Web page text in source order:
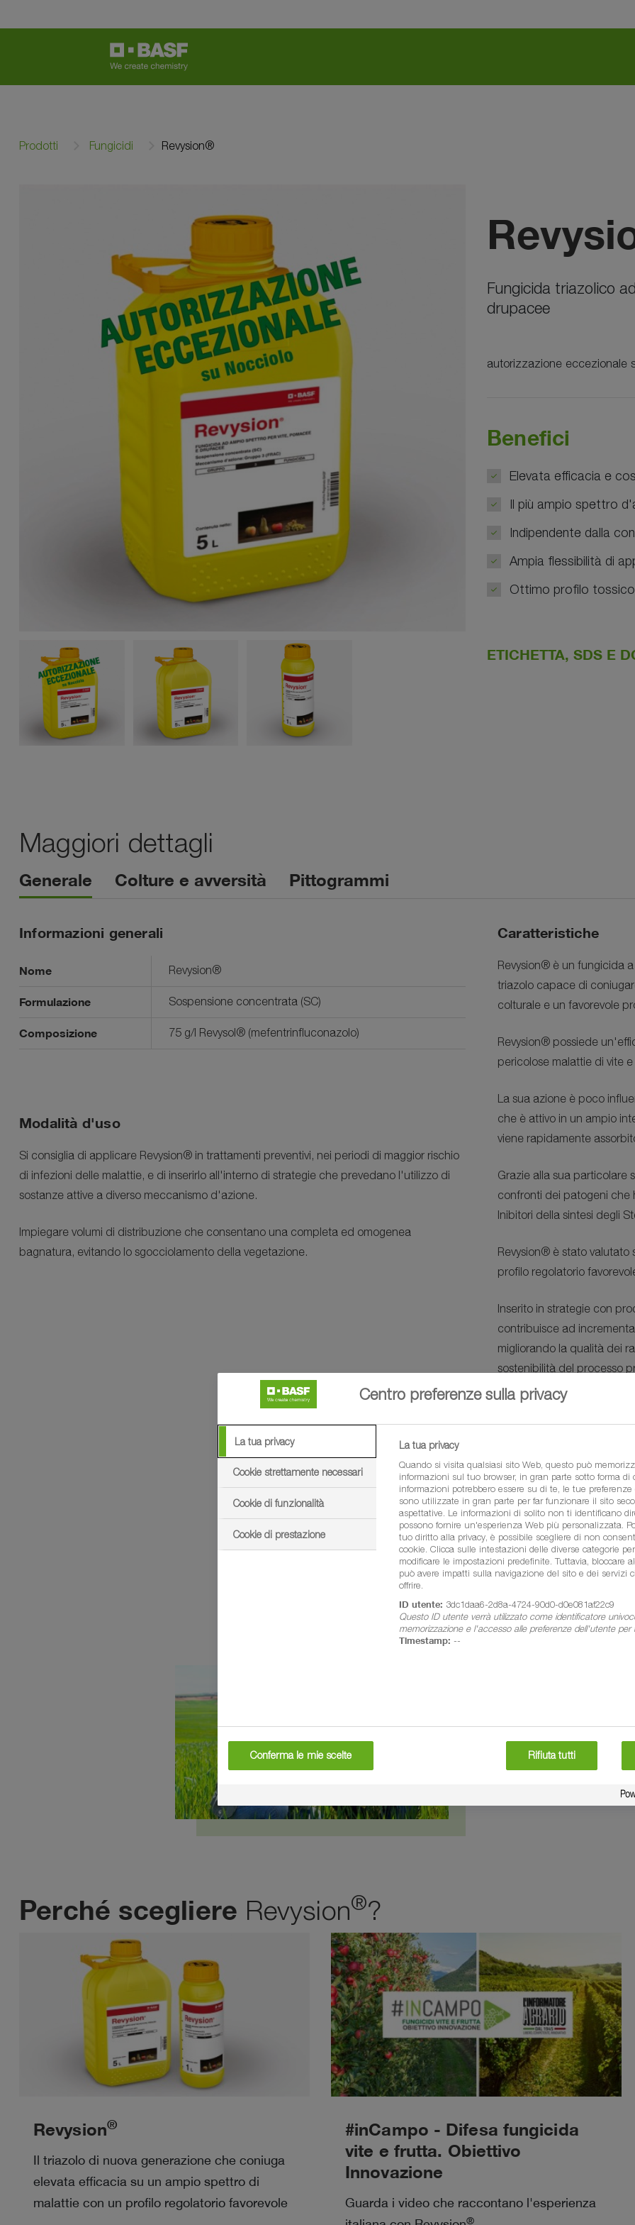
Prodotti Fungicidi Revysion®
Fungicida triazolico
drupacee
autorizzazione eccezionale
Benefici
Elevata efficacia e
Il più ampio spettro
Indipendente dalla
Ampia flessibilità di
Ottimo profilo
ETICHETTA, SDS E
Maggiori dettagli
Generale Colture e avversità Pittogrammi
Informazioni generali
Nome Revysion®
Formulazione Sospensione concentrata (SC)
Composizione 75 g/l Revysol® (mefentrinfluconazolo)
Modalità d'uso
Si consiglia di applicare Revysion® in trattamenti preventivi, nei periodi di maggior rischio
di infezioni delle malattie, e di inserirlo all'interno di strategie che prevedano l'utilizzo di
sostanze attive a diverso meccanismo d'azione.
Impiegare volumi di distribuzione che consentano una completa ed omogenea
bagnatura, evitando lo sgocciolamento della vegetazione.
Caratteristiche
Revysion® è un fungicida
triazolo capace di
colturale e un favorevole
Revysion® possiede
pericolose malattie di vite
La sua azione è poco
che è attivo in un ampio
viene rapidamente
Grazie alla sua particolare
confronti dei patogeni che
Inibitori della sintesi degli
Revysion® è stato valutato
profilo regolatorio
Inserito in strategie con
contribuisce ad
migliorando la qualità dei
sostenibilità del processo
Revysion®è risultato
in commercio al momento
prodotti, si raccomanda di
Su vite, nelle fasi
applicare Revysion® in
CONTATTI
Perché scegliere Revysion®?
Revysion®
Il triazolo di nuova generazione che coniuga
elevata efficacia su un ampio spettro di
malattie con un profilo regolatorio favorevole
#inCampo - Difesa fungicida
vite e frutta. Obiettivo
Innovazione
Guarda i video che raccontano l'esperienza
®
Centro preferenze sulla privacy
La tua privacy
Cookie strettamente necessari
Cookie di funzionalità
Cookie di prestazione
La tua privacy
Quando si visita qualsiasi sito Web, questo può
informazioni sul tuo browser, in gran parte sotto forma di
informazioni potrebbero essere su di te, le tue
sono utilizzate in gran parte per far funzionare il sito
aspettative. Le informazioni di solito non ti identificano
possono fornire un'esperienza Web più personalizzata.
tuo diritto alla privacy, è possibile scegliere di non
cookie. Clicca sulle intestazioni delle diverse categorie
modificare le impostazioni predefinite. Tuttavia, bloccare
può avere impatti sulla navigazione del sito e dei servizi
offrire.
ID utente: 3dc1daa6-2d8a-4724-90d0-d0e081af22c9
Questo ID utente verrà utilizzato come identificatore
memorizzazione e l'accesso alle preferenze dell'utente per
Timestamp: --
Conferma le mie scelte Rifiuta tutti